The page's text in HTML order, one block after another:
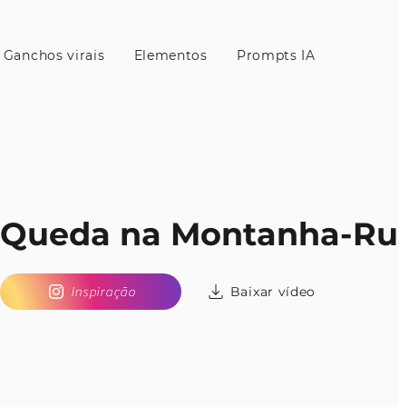
Ganchos virais Elementos Prompts IA
Queda na Montanha-
Inspiração Baixar vídeo